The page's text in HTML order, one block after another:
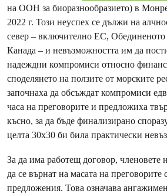
на ООН за биоразнообразието) в
2022 г. Този неуспех се дължи на
север – включително ЕС,
Канада – и невъзможността им да
надеждни компромиси относно
споделянето на ползите от морските
започнаха да обсъждат компромиси
часа на преговорите и предложиха
късно, за да бъде финализирано
целта 30х30 би била практически
За да има работещ договор, членовете
да се върнат на масата на преговорите
предложения. Това означава